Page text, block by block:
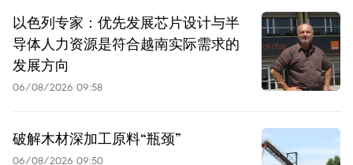
以色列专家：优先发展芯片设计与半
导体人力资源是符合越南实际需求的
发展方向
06/08/2026 09:58
破解木材深加工原料“瓶颈”
06/08/2026 09:50